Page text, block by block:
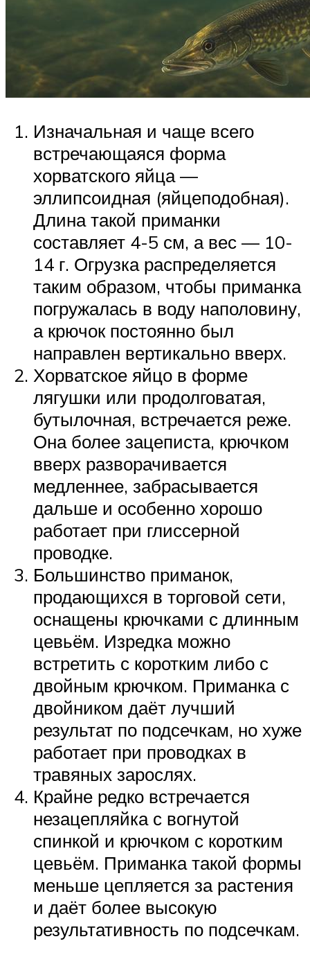
Изначальная и чаще всего
встречающаяся форма
хорватского яйца —
эллипсоидная (яйцеподобная).
Длина такой приманки
составляет 4-5 см, а вес — 10-
14 г. Огрузка распределяется
таким образом, чтобы приманка
погружалась в воду наполовину,
а крючок постоянно был
направлен вертикально вверх.
Хорватское яйцо в форме
лягушки или продолговатая,
бутылочная, встречается реже.
Она более зацеписта, крючком
вверх разворачивается
медленнее, забрасывается
дальше и особенно хорошо
работает при глиссерной
проводке.
Большинство приманок,
продающихся в торговой сети,
оснащены крючками с длинным
цевьём. Изредка можно
встретить с коротким либо с
двойным крючком. Приманка с
двойником даёт лучший
результат по подсечкам, но хуже
работает при проводках в
травяных зарослях.
Крайне редко встречается
незацепляйка с вогнутой
спинкой и крючком с коротким
цевьём. Приманка такой формы
меньше цепляется за растения
и даёт более высокую
результативность по подсечкам.